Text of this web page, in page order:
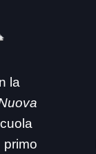
la
primo